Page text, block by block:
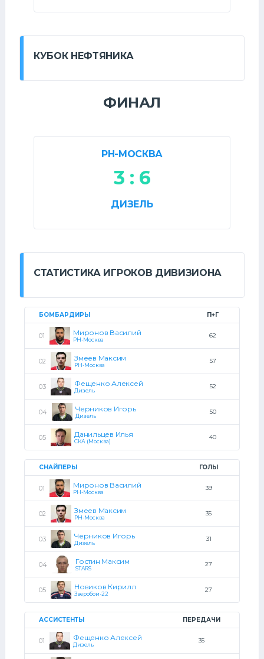
КУБОК НЕФТЯНИКА
ФИНАЛ
РН-МОСКВА
3 : 6
ДИЗЕЛЬ
СТАТИСТИКА ИГРОКОВ ДИВИЗИОНА
БОМБАРДИРЫ П+Г
Миронов Василий
РН-Москва
62
Змеев Максим
РН-Москва
57
Фещенко Алексей
Дизель
52
Черников Игорь
Дизель
50
Данильцев Илья
СКА (Москва)
40
СНАЙПЕРЫ ГОЛЫ
Миронов Василий
РН-Москва
39
Змеев Максим
РН-Москва
35
Черников Игорь
Дизель
31
Гостин Максим
STARS
27
Новиков Кирилл
Зверобои-22
27
АССИСТЕНТЫ ПЕРЕДАЧИ
Фещенко Алексей
Дизель
35